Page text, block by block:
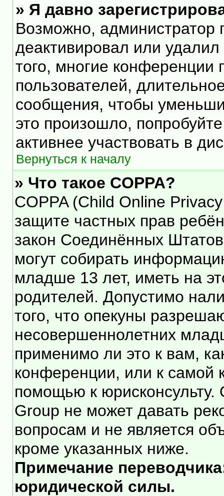
» Я давно
Возможно, администратор
деактивировал или
того, многие конференции
пользователей,
сообщения, чтобы
это произошло,
активнее участвовать в
Вернуться к началу
» Что такое COPPA?
COPPA (Child Online
защите частных прав
закон Соединённых
могут собирать
младше 13 лет, иметь на
родителей. Допустимо
того, что опекуны
несовершеннолетних
применимо ли это к вам,
конференции, или к самой
помощью к
Group не может давать
вопросам и не является
кроме указанных ниже.
Примечание
юридической силы.